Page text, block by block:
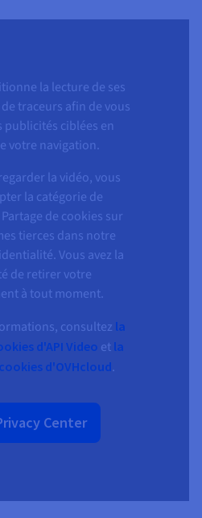
la lecture de ses
traceurs afin de vous
publicités ciblées en
votre navigation.
la vidéo, vous
la catégorie de
de cookies sur
tierces dans notre
Vous avez la
de retirer votre
à tout moment.
consultez la
d'API Video et la
d'OVHcloud.
Center